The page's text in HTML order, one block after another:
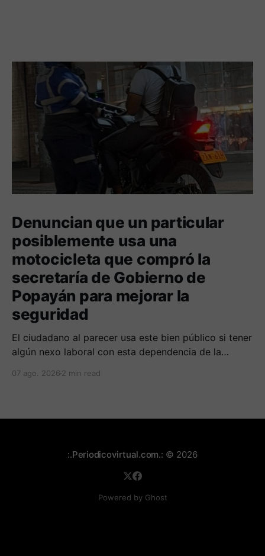
Denuncian que un particular
posiblemente usa una
motocicleta que compró la
secretaría de Gobierno de
Popayán para mejorar la
seguridad
El ciudadano al parecer usa este bien público si tener
algún nexo laboral con esta dependencia de la
municipales frente al tema.
07 ago. 2026 2 min read
:.Periodicovirtual.com.: © 2026
Powered by Ghost